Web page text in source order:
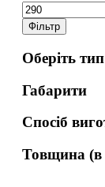
Мінімальна
ціна
Фільтр
Оберіть тип
Габарити
Спосіб
Товщина (в